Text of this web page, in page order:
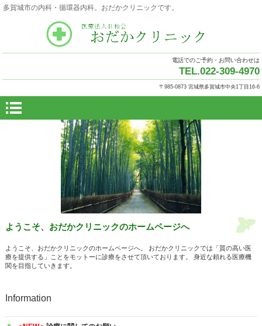
多賀城市の内科・循環器内科。おだかクリニックです。
電話でのご予約・お問い合わせは
TEL.022-309-4970
〒985-0873 宮城県多賀城市中央1丁目16-6
ようこそ、おだかクリニックのホームページへ
ようこそ、おだかクリニックのホームページへ。 おだかクリニックでは「質の高い医
療を提供する」ことをモットーに診療をさせて頂いております。 身近な頼れる医療機
関を目指していきます。
Information